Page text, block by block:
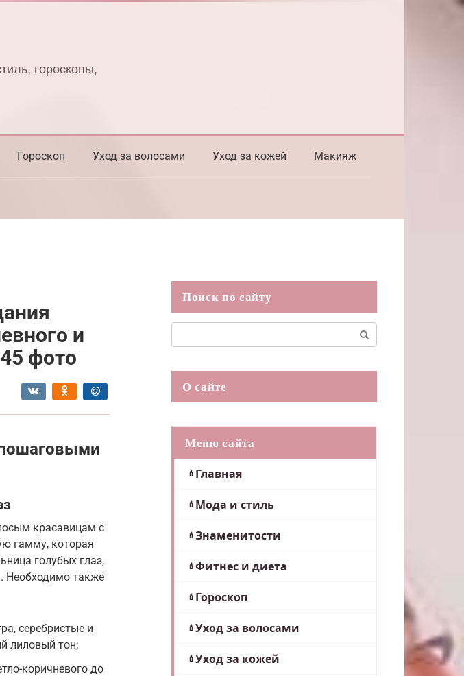
гороскопы,
Гороскоп Уход за волосами Уход за кожей Макияж
и
фото
красавицам с
гамму, которая
голубых глаз,
Необходимо также
серебристые и
лиловый тон;
коричневого до
Поиск по сайту
О сайте
Меню сайта
Главная
Мода и стиль
Знаменитости
Фитнес и диета
Гороскоп
Уход за волосами
Уход за кожей